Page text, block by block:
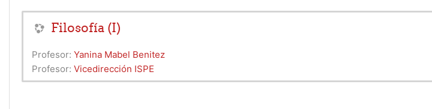
Filosofía (I)
Profesor: Yanina Mabel Benitez
Profesor: Vicedirección ISPE